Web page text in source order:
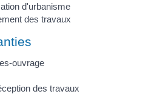
d'urbanisme
des travaux
ouvrage
des travaux